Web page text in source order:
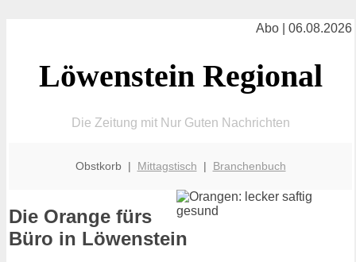
Abo | 06.08.2026
Löwenstein Regional
Die Zeitung mit Nur Guten Nachrichten
Obstkorb | Mittagstisch | Branchenbuch
Die Orange fürs
Büro in Löwenstein